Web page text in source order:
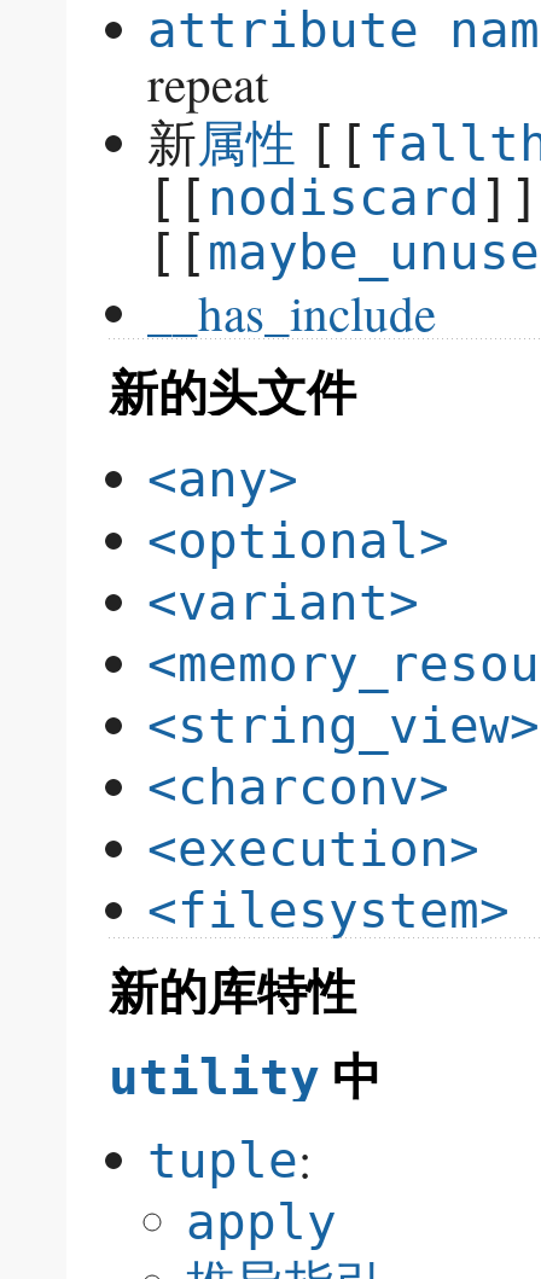
attribute
repeat
新属性 [[
[[ nodiscard ]]
[[
__has_include
新的头文件
<any>
<optional>
<variant>
<string_view>
<charconv>
<execution>
<filesystem>
新的库特性
utility 中
tuple:
apply